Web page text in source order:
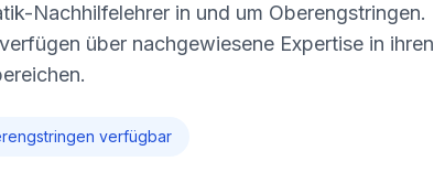
Nachhilfelehrer in und um Oberengstringen.
über nachgewiesene Expertise in ihren
verfügbar